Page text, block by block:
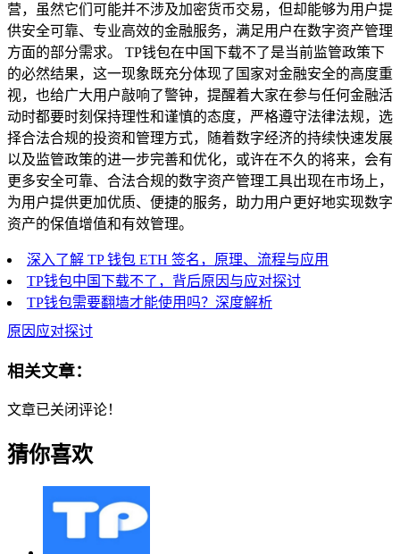
营，虽然它们可能并不涉及加密货币交易，但却能够为用户提
供安全可靠、专业高效的金融服务，满足用户在数字资产管理
方面的部分需求。 TP钱包在中国下载不了是当前监管政策下
的必然结果，这一现象既充分体现了国家对金融安全的高度重
视，也给广大用户敲响了警钟，提醒着大家在参与任何金融活
动时都要时刻保持理性和谨慎的态度，严格遵守法律法规，选
择合法合规的投资和管理方式，随着数字经济的持续快速发展
以及监管政策的进一步完善和优化，或许在不久的将来，会有
更多安全可靠、合法合规的数字资产管理工具出现在市场上，
为用户提供更加优质、便捷的服务，助力用户更好地实现数字
资产的保值增值和有效管理。
深入了解 TP 钱包 ETH 签名，原理、流程与应用
TP钱包中国下载不了，背后原因与应对探讨
TP钱包需要翻墙才能使用吗？深度解析
原因应对探讨
相关文章：
文章已关闭评论！
猜你喜欢